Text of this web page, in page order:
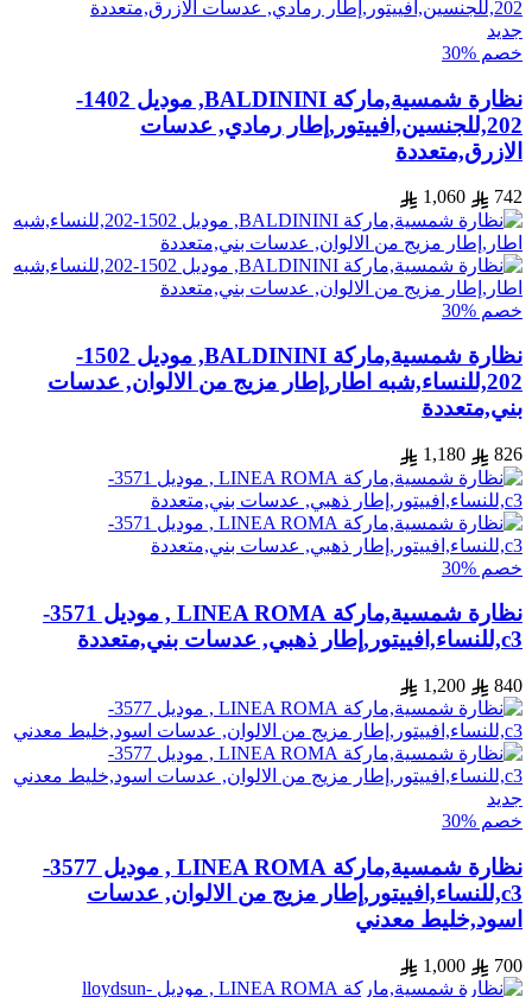
جديد
خصم %30
نظارة شمسية,ماركة BALDININI, موديل 1402-
202,للجنسين,افييتور,إطار رمادي, عدسات
الازرق,متعددة
742
1,060
خصم %30
نظارة شمسية,ماركة BALDININI, موديل 1502-
202,للنساء,شبه اطار,إطار مزيج من الالوان, عدسات
بني,متعددة
826
1,180
خصم %30
نظارة شمسية,ماركة LINEA ROMA , موديل 3571-
c3,للنساء,افييتور,إطار ذهبي, عدسات بني,متعددة
840
1,200
جديد
خصم %30
نظارة شمسية,ماركة LINEA ROMA , موديل 3577-
c3,للنساء,افييتور,إطار مزيج من الالوان, عدسات
اسود,خليط معدني
700
1,000